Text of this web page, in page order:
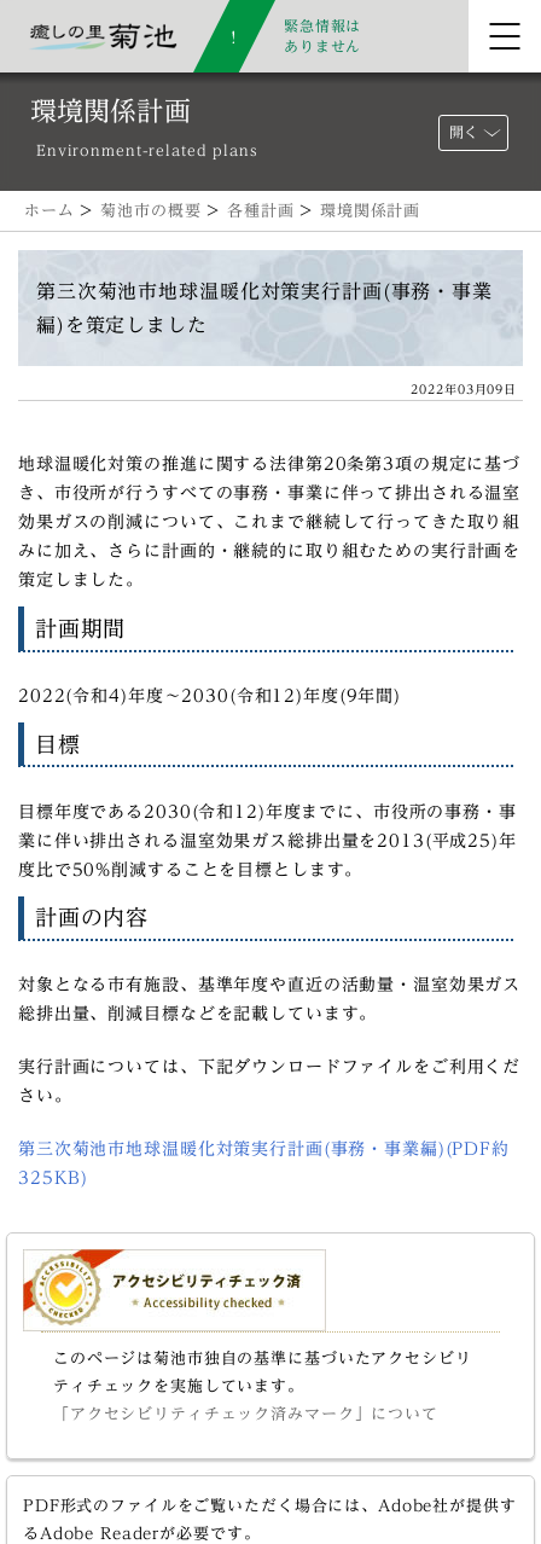
緊急情報は
ありません
環境関係計画
Environment-related plans
開く
ホーム > 菊池市の概要 > 各種計画 >環境関係計画
第三次菊池市地球温暖化対策実行計画(事務・事業
編)を策定しました
2022年03月09日
地球温暖化対策の推進に関する法律第20条第3項の規定に基づ
き、市役所が行うすべての事務・事業に伴って排出される温室
効果ガスの削減について、これまで継続して行ってきた取り組
みに加え、さらに計画的・継続的に取り組むための実行計画を
策定しました。
計画期間
2022(令和4)年度～2030(令和12)年度(9年間)
目標
目標年度である2030(令和12)年度までに、市役所の事務・事
業に伴い排出される温室効果ガス総排出量を2013(平成25)年
度比で50%削減することを目標とします。
計画の内容
対象となる市有施設、基準年度や直近の活動量・温室効果ガス
総排出量、削減目標などを記載しています。
実行計画については、下記ダウンロードファイルをご利用くだ
さい。
第三次菊池市地球温暖化対策実行計画(事務・事業編)(PDF約
325KB)
このページは菊池市独自の基準に基づいたアクセシビリ
ティチェックを実施しています。
「アクセシビリティチェック済みマーク」について
PDF形式のファイルをご覧いただく場合には、Adobe社が提供す
るAdobe Readerが必要です。